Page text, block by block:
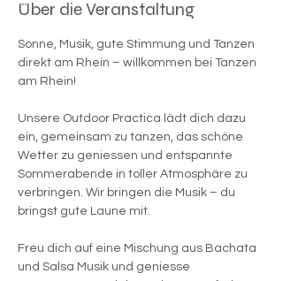
Über die Veranstaltung
Sonne, Musik, gute Stimmung und Tanzen
direkt am Rhein – willkommen bei Tanzen
am Rhein!
Unsere Outdoor Practica lädt dich dazu
ein, gemeinsam zu tanzen, das schöne
Wetter zu geniessen und entspannte
Sommerabende in toller Atmosphäre zu
verbringen. Wir bringen die Musik – du
bringst gute Laune mit.
Freu dich auf eine Mischung aus Bachata
und Salsa Musik und geniesse